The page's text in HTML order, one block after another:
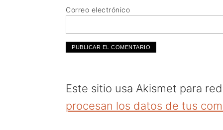
Correo electrónico
Este sitio usa Akismet para
procesan los datos de tus